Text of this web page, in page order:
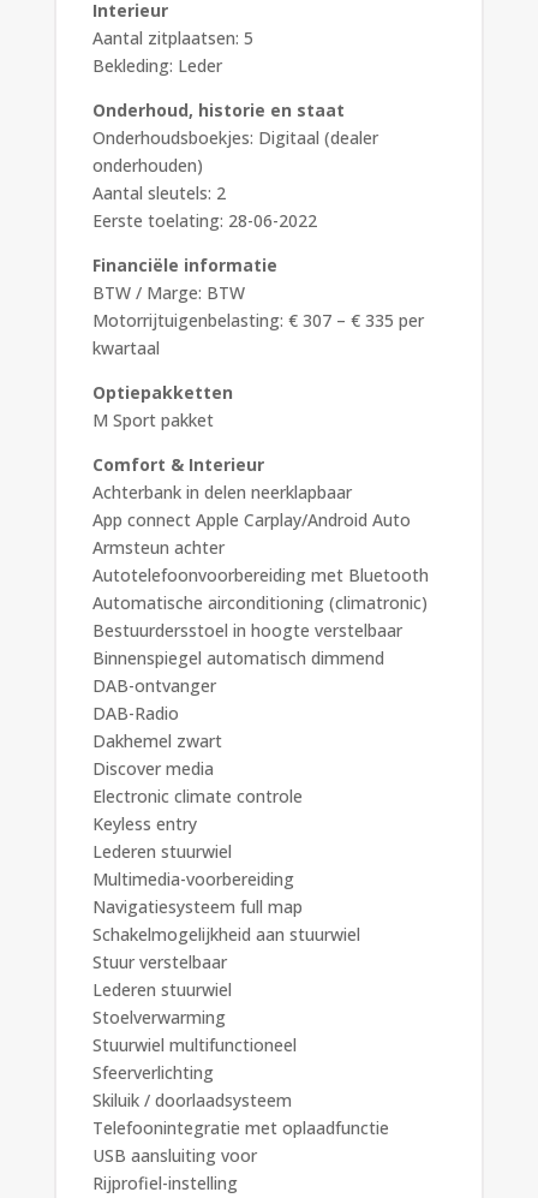
Interieur
Aantal zitplaatsen: 5
Bekleding: Leder
Onderhoud, historie en staat
Onderhoudsboekjes: Digitaal (dealer
onderhouden)
Aantal sleutels: 2
Eerste toelating: 28-06-2022
Financiële informatie
BTW / Marge: BTW
Motorrijtuigenbelasting: € 307 – € 335 per
kwartaal
Optiepakketten
M Sport pakket
Comfort & Interieur
Achterbank in delen neerklapbaar
App connect Apple Carplay/Android Auto
Armsteun achter
Autotelefoonvoorbereiding met Bluetooth
Automatische airconditioning (climatronic)
Bestuurdersstoel in hoogte verstelbaar
Binnenspiegel automatisch dimmend
DAB-ontvanger
DAB-Radio
Dakhemel zwart
Discover media
Electronic climate controle
Keyless entry
Lederen stuurwiel
Multimedia-voorbereiding
Navigatiesysteem full map
Schakelmogelijkheid aan stuurwiel
Stuur verstelbaar
Lederen stuurwiel
Stoelverwarming
Stuurwiel multifunctioneel
Sfeerverlichting
Skiluik / doorlaadsysteem
Telefoonintegratie met oplaadfunctie
USB aansluiting voor
Rijprofiel-instelling